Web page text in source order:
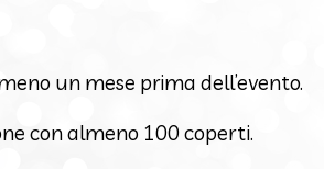
un mese prima dell’evento.
con almeno 100 coperti.